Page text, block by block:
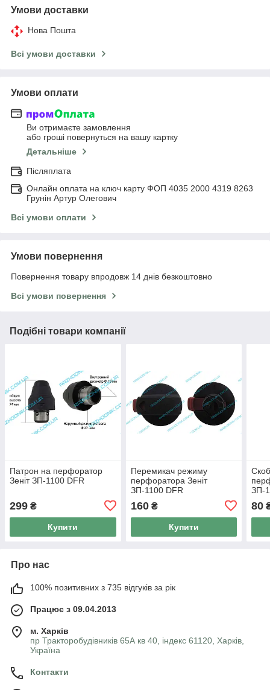
Умови доставки
Нова Пошта
Всі умови доставки
Умови оплати
Ви отримаєте замовлення
або гроші повернуться на вашу картку
Детальніше
Післяплата
Онлайн оплата на ключ карту ФОП 4035 2000 4319 8263
Грунін Артур Олегович
Всі умови оплати
Умови повернення
Повернення товару впродовж 14 днів безкоштовно
Всі умови повернення
Подібні товари компанії
Патрон на перфоратор
Зеніт ЗП-1100 DFR
299 ₴
Купити
Перемикач режиму
перфоратора Зеніт
ЗП-1100 DFR
160₴
Купити
ЗП-
80
Про нас
100% позитивних з 735 відгуків за рік
Працює з 09.04.2013
м. Харків
пр Тракторобудівників 65А кв 40, індекс 61120, Харків,
Україна
Контакти